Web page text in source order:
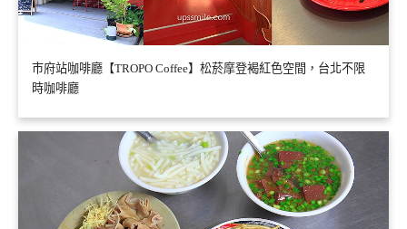
市府站咖啡廳【TROPO Coffee】松菸摩登褐紅色空間，台北不限
時咖啡廳